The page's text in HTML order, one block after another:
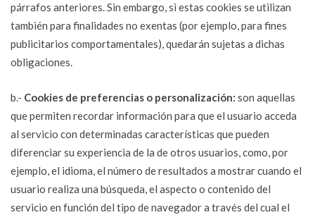
párrafos anteriores. Sin embargo, si estas cookies se utilizan
también para finalidades no exentas (por ejemplo, para fines
publicitarios comportamentales), quedarán sujetas a dichas
obligaciones.
b.- Cookies de preferencias o personalización: son aquellas
que permiten recordar información para que el usuario acceda
al servicio con determinadas características que pueden
diferenciar su experiencia de la de otros usuarios, como, por
ejemplo, el idioma, el número de resultados a mostrar cuando el
usuario realiza una búsqueda, el aspecto o contenido del
servicio en función del tipo de navegador a través del cual el